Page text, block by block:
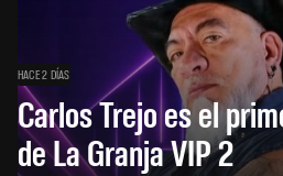
HACE 2 DÍAS
Carlos Trejo es el
de La Granja VIP 2